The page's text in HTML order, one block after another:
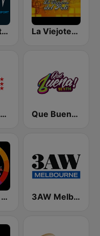
SEN Sports 1116 AM La Viejoteca del Poli
Veracruz Estereo Que Buena 92.1 FM
Viejoteca La Santisima 3AW Melbourne